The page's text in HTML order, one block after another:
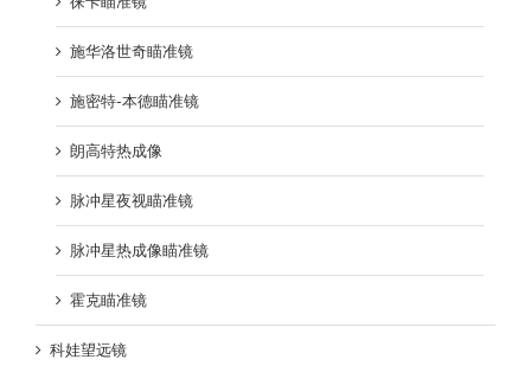
施华洛世奇瞄准镜
施密特-本德瞄准镜
朗高特热成像
脉冲星夜视瞄准镜
脉冲星热成像瞄准镜
霍克瞄准镜
科娃望远镜